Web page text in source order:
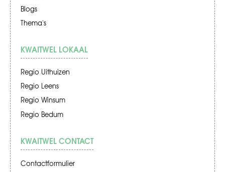
Blogs
Thema's
KWAITWEL LOKAAL
Regio Uithuizen
Regio Leens
Regio Winsum
Regio Bedum
KWAITWEL CONTACT
Contactformulier